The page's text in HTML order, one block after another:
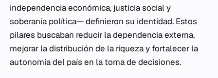
independencia económica, justicia social y
soberanía política— definieron su identidad. Estos
pilares buscaban reducir la dependencia externa,
mejorar la distribución de la riqueza y fortalecer la
autonomía del país en la toma de decisiones.